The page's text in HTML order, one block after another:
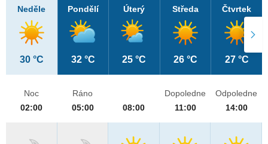
Neděle
30 °C
Pondělí
32 °C
Úterý
25 °C
Středa
26 °C
Čtvrtek
27 °C
Noc
02:00
Ráno
05:00
08:00
Dopoledne
11:00
Odpoledne
14:00